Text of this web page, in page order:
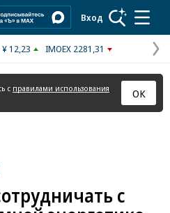
Вход
¥ 12,23 IMOEX 2281,31
с правилами использования
ОК
с